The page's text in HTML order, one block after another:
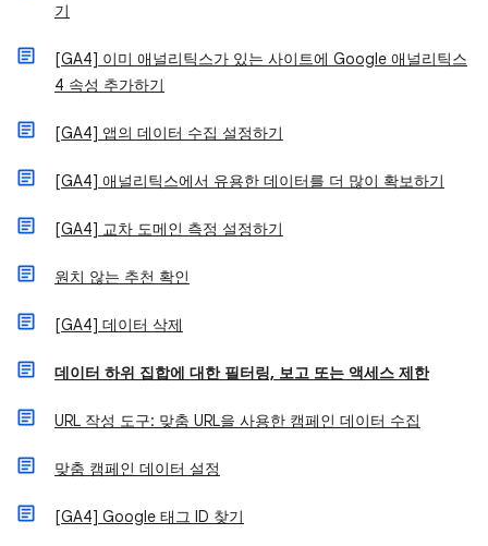
기
[GA4] 이미 애널리틱스가 있는 사이트에 Google 애널리틱스
4 속성 추가하기
[GA4] 앱의 데이터 수집 설정하기
[GA4] 애널리틱스에서 유용한 데이터를 더 많이 확보하기
[GA4] 교차 도메인 측정 설정하기
원치 않는 추천 확인
[GA4] 데이터 삭제
데이터 하위 집합에 대한 필터링, 보고 또는 액세스 제한
URL 작성 도구: 맞춤 URL을 사용한 캠페인 데이터 수집
맞춤 캠페인 데이터 설정
[GA4] Google 태그 ID 찾기